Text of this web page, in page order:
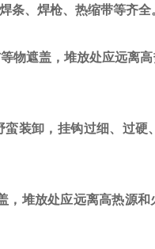
、焊枪、热缩带等齐全
遮盖，堆放处应远离高
装卸，挂钩过细、过
堆放处应远离高热源和